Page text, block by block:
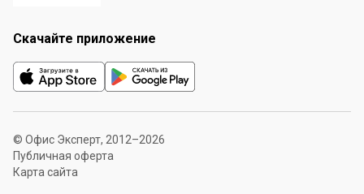
Скачайте приложение
© Офис Эксперт, 2012–2026
Публичная оферта
Карта сайта